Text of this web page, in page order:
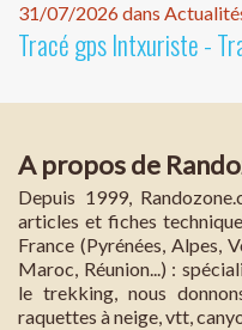
31/07/2026 dans
Tracé gps Intxuriste -
A propos de
Depuis 1999,
articles et fiches
France (Pyrénées, Alpes,
Maroc, Réunion...) :
le trekking, nous
raquettes à neige, vtt,